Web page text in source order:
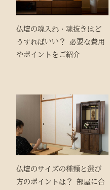
仏壇の魂入れ・魂抜きはど
うすればいい？ 必要な費用
やポイントをご紹介
仏壇のサイズの種類と選び
方のポイントは？ 部屋に合